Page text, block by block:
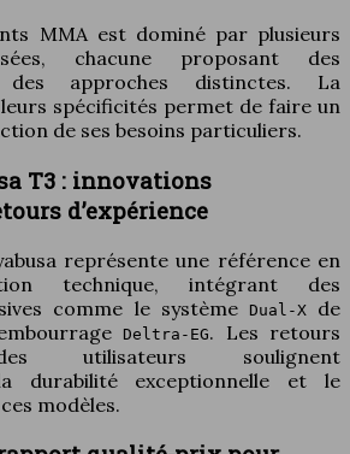
MMA est dominé par plusieurs
chacune proposant des
approches distinctes. La
spécificités permet de faire un
de ses besoins particuliers.
T3 : innovations
d’expérience
représente une référence en
technique, intégrant des
comme le système
Dual-Xde
Deltra-EG. Les retours
utilisateurs soulignent
durabilité exceptionnelle et le
modèles.